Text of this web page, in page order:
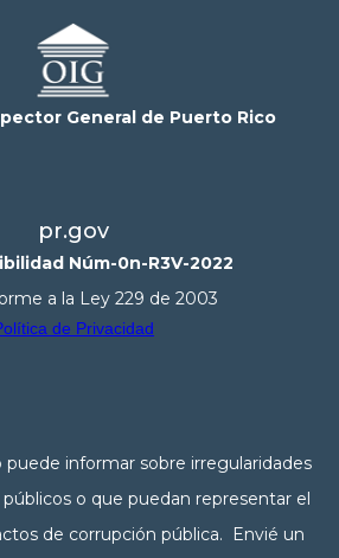
General de Puerto Rico
pr.gov
Núm-0n-R3V-2022
a la Ley 229 de 2003
de Privacidad
puede informar sobre irregularidades
o que puedan representar el
de corrupción pública. Envié un